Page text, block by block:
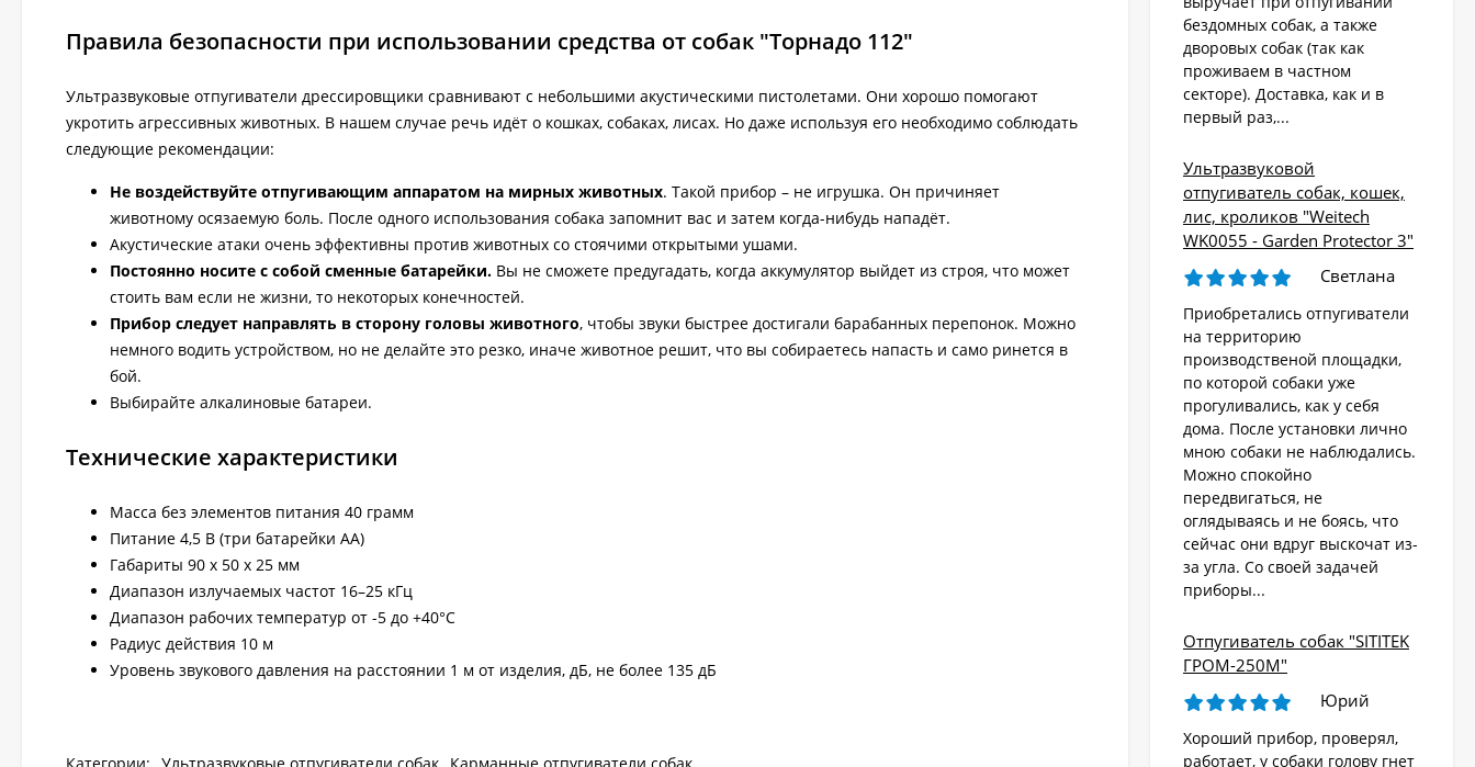
Правила безопасности при использовании средства от собак "Торнадо 112"
Ультразвуковые отпугиватели дрессировщики сравнивают с небольшими акустическими пистолетами. Они хорошо помогают
укротить агрессивных животных. В нашем случае речь идёт о кошках, собаках, лисах. Но даже используя его необходимо соблюдать
следующие рекомендации:
Не воздействуйте отпугивающим аппаратом на мирных животных. Такой прибор – не игрушка. Он причиняет
животному осязаемую боль. После одного использования собака запомнит вас и затем когда-нибудь нападёт.
Акустические атаки очень эффективны против животных со стоячими открытыми ушами.
Постоянно носите с собой сменные батарейки. Вы не сможете предугадать, когда аккумулятор выйдет из строя, что может
стоить вам если не жизни, то некоторых конечностей.
Прибор следует направлять в сторону головы животного, чтобы звуки быстрее достигали барабанных перепонок. Можно
немного водить устройством, но не делайте это резко, иначе животное решит, что вы собираетесь напасть и само ринется в
бой.
Выбирайте алкалиновые батареи.
Технические характеристики
Масса без элементов питания 40 грамм
Питание 4,5 В (три батарейки AA)
Габариты 90 x 50 x 25 мм
Диапазон излучаемых частот 16–25 кГц
Диапазон рабочих температур от -5 до +40°С
Радиус действия 10 м
Уровень звукового давления на расстоянии 1 м от изделия, дБ, не более 135 дБ
бездомных собак, а также
дворовых собак (так как
проживаем в частном
секторе). Доставка, как и в
первый раз,...
Ультразвуковой
отпугиватель собак, кошек,
лис, кроликов "Weitech
WK0055 - Garden Protector 3"
Светлана
Приобретались отпугиватели
на территорию
производственой площадки,
по которой собаки уже
прогуливались, как у себя
дома. После установки лично
мною собаки не наблюдались.
Можно спокойно
передвигаться, не
оглядываясь и не боясь, что
сейчас они вдруг выскочат из-
за угла. Со своей задачей
приборы...
Отпугиватель собак "SITITEK
ГРОМ-250М"
Юрий
Хороший прибор, проверял,
работает, у собаки голову гнет